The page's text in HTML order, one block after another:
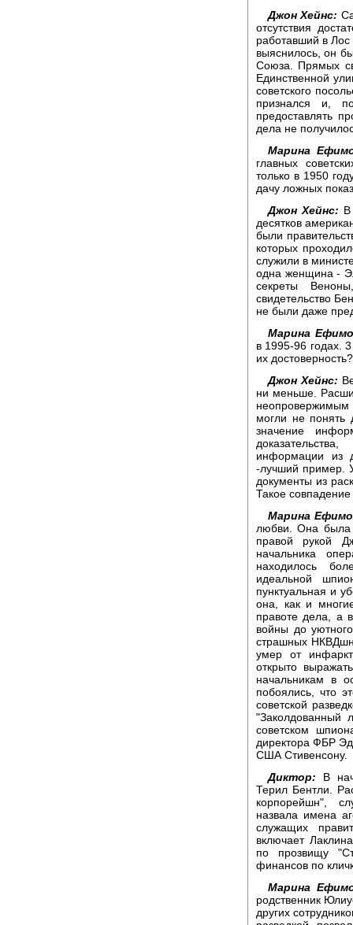
Джон Хейнс:
отсутствия
работавший в
выяснилось, он
Союза. Прямых
Единственной
советского
признался и,
предоставлять
дела не
Марина
главных
только в 1950
дачу ложных
Джон Хейнс: В
десятков
были
которых
служили в
одна женщина -
секреты
свидетельство
не были даже
Марина
в 1995-96 годах.
их достоверность?
Джон Хейнс:
ни меньше.
могли не понять
значение
информации из
-лучший пример.
документы из
Такое
Марина
любви. Она была
правой рукой
начальника
находилось
идеальной
пунктуальная и
она, как и
правоте дела, а
войны до
страшных
умер от
открыто
начальникам в
побоялись, что
советской
"Заколдованный
советском
директора ФБР
США Стивенсону.
Диктор: В
Терил Бентли.
корпорейшн",
назвала имена
служащих
включает
по прозвищу
финансов по
Марина
родственник
других